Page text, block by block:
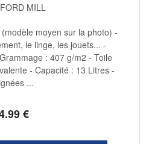
MILL
.99€
moyen sur la photo) -
le linge, les jouets... -
: 407 g/m2 - Toile
- Capacité : 13 Litres -
...